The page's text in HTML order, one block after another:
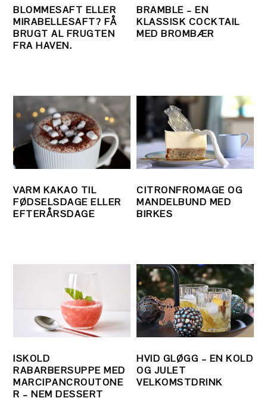
BLOMMESAFT ELLER
MIRABELLESAFT? FÅ
BRUGT AL FRUGTEN
FRA HAVEN.
BRAMBLE – EN
KLASSISK COCKTAIL
MED BROMBÆR
VARM KAKAO TIL
FØDSELSDAGE ELLER
EFTERÅRSDAGE
CITRONFROMAGE OG
MANDELBUND MED
BIRKES
ISKOLD
RABARBERSUPPE MED
MARCIPANCROUTONE
R – NEM DESSERT
HVID GLØGG – EN KOLD
OG JULET
VELKOMSTDRINK